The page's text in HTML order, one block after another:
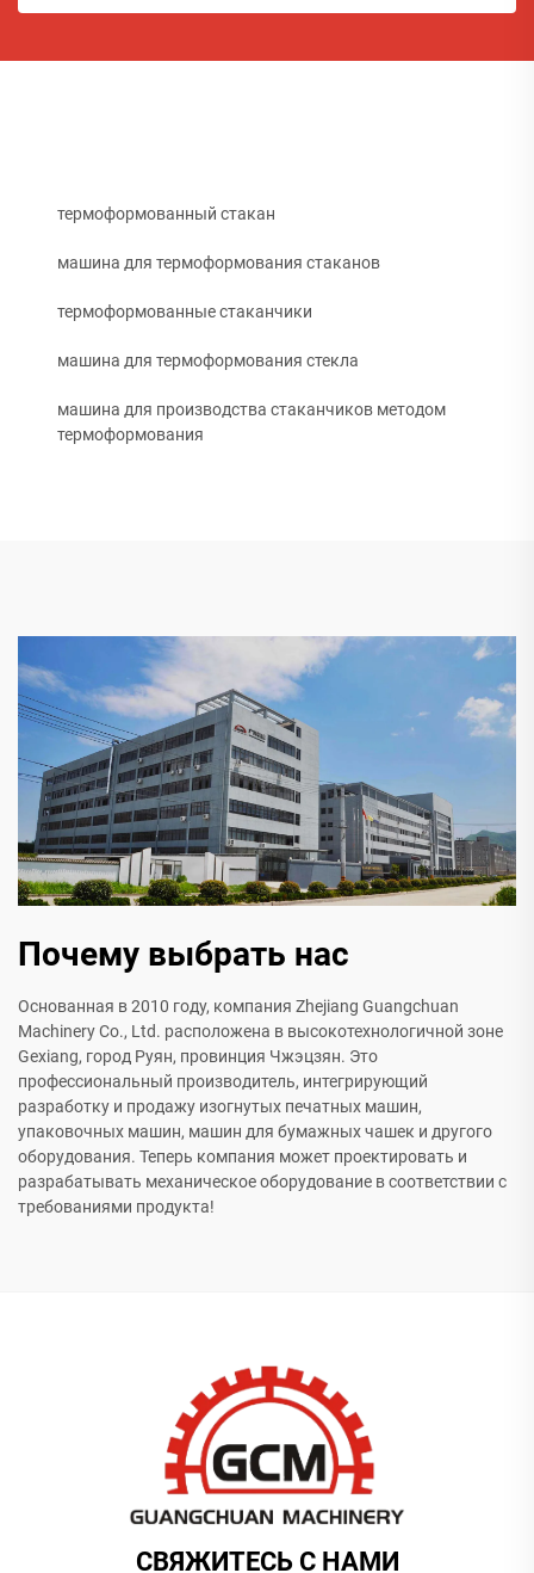
термоформованный стакан
машина для термоформования стаканов
термоформованные стаканчики
машина для термоформования стекла
машина для производства стаканчиков методом
термоформования
Почему выбрать нас
Основанная в 2010 году, компания Zhejiang Guangchuan
Machinery Co., Ltd. расположена в высокотехнологичной зоне
Gexiang, город Руян, провинция Чжэцзян. Это
профессиональный производитель, интегрирующий
разработку и продажу изогнутых печатных машин,
упаковочных машин, машин для бумажных чашек и другого
оборудования. Теперь компания может проектировать и
разрабатывать механическое оборудование в соответствии с
требованиями продукта!
СВЯЖИТЕСЬ С НАМИ